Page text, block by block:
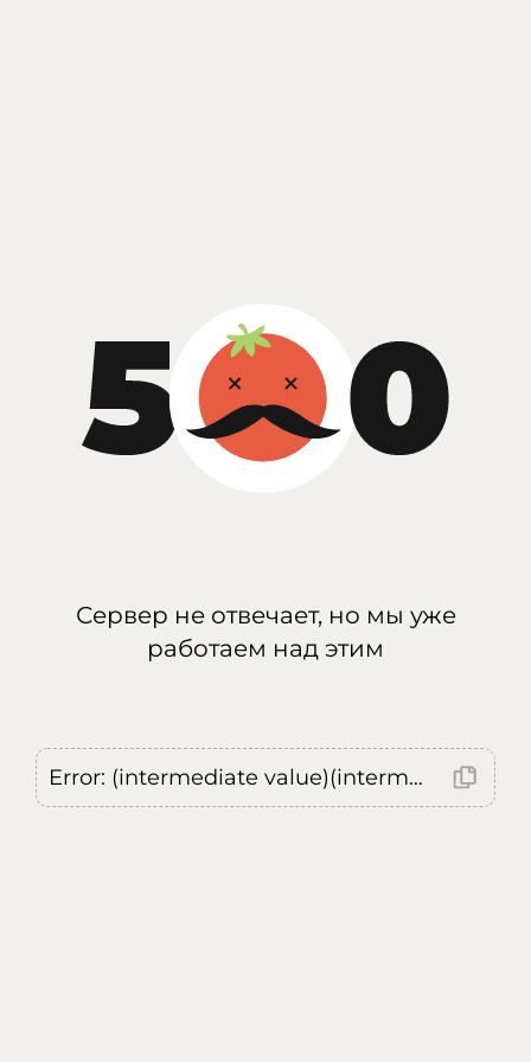
Сервер не отвечает, но мы уже
работаем над этим
Error: (intermediate value)(intermediate value)(intermediate value).replaceAll is not a function